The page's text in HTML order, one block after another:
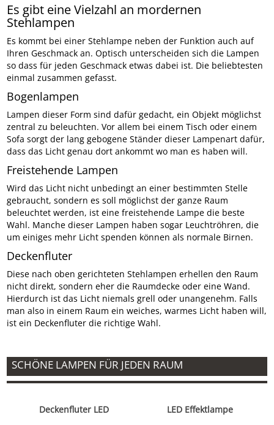
Es gibt eine Vielzahl an mordernen
Stehlampen
Es kommt bei einer Stehlampe neben der Funktion auch auf
Ihren Geschmack an. Optisch unterscheiden sich die Lampen
so dass für jeden Geschmack etwas dabei ist. Die beliebtesten
einmal zusammen gefasst.
Bogenlampen
Lampen dieser Form sind dafür gedacht, ein Objekt möglichst
zentral zu beleuchten. Vor allem bei einem Tisch oder einem
Sofa sorgt der lang gebogene Ständer dieser Lampenart dafür,
dass das Licht genau dort ankommt wo man es haben will.
Freistehende Lampen
Wird das Licht nicht unbedingt an einer bestimmten Stelle
gebraucht, sondern es soll möglichst der ganze Raum
beleuchtet werden, ist eine freistehende Lampe die beste
Wahl. Manche dieser Lampen haben sogar Leuchtröhren, die
um einiges mehr Licht spenden können als normale Birnen.
Deckenfluter
Diese nach oben gerichteten Stehlampen erhellen den Raum
nicht direkt, sondern eher die Raumdecke oder eine Wand.
Hierdurch ist das Licht niemals grell oder unangenehm. Falls
man also in einem Raum ein weiches, warmes Licht haben will,
ist ein Deckenfluter die richtige Wahl.
SCHÖNE LAMPEN FÜR JEDEN RAUM
Deckenfluter LED LED Effektlampe